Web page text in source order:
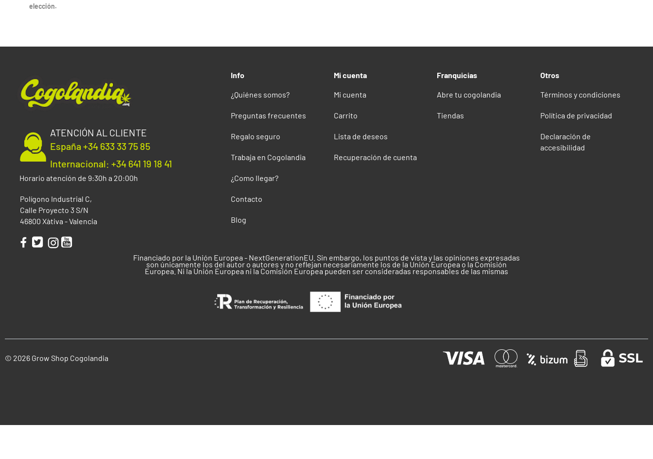
elección.
ATENCIÓN AL CLIENTE
España +34 633 33 75 85
Internacional: +34 641 19 18 41
Horario atención de 9:30h a 20:00h
Polígono Industrial C,
Calle Proyecto 3 S/N
46800 Xàtiva - Valencia
Info
¿Quiénes somos?
Preguntas frecuentes
Regalo seguro
Trabaja en Cogolandia
¿Como llegar?
Contacto
Blog
Mi cuenta
Mi cuenta
Carrito
Lista de deseos
Recuperación de cuenta
Franquicias
Abre tu cogolandia
Tiendas
Otros
Términos y condiciones
Política de privacidad
Declaración de
accesibilidad
Financiado por la Unión Europea - NextGenerationEU. Sin embargo, los puntos de vista y las opiniones expresadas
son únicamente los del autor o autores y no reflejan necesariamente los de la Unión Europea o la Comisión
Europea. Ni la Unión Europea ni la Comisión Europea pueden ser consideradas responsables de las mismas
© 2026 Grow Shop Cogolandia